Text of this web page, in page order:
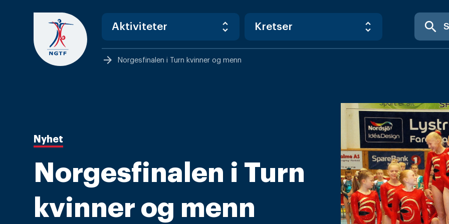
content
search
arrow_forward Norgesfinalen i Turn kvinner og menn
Nyhet
Norgesfinalen i Turn
kvinner og menn